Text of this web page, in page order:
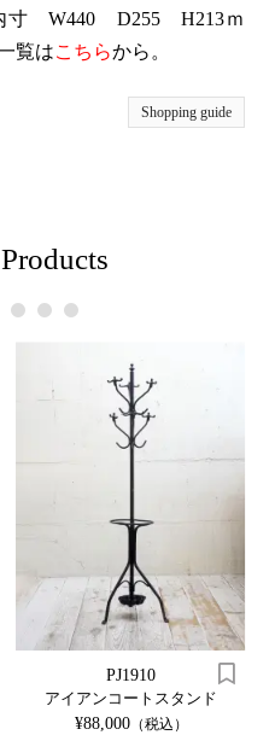
寸 W440 D255 H213ｍ
覧はこちらから。
Shopping guide
PJ1910
アイアンコートスタンド
¥88,000（税込）
4 5 6